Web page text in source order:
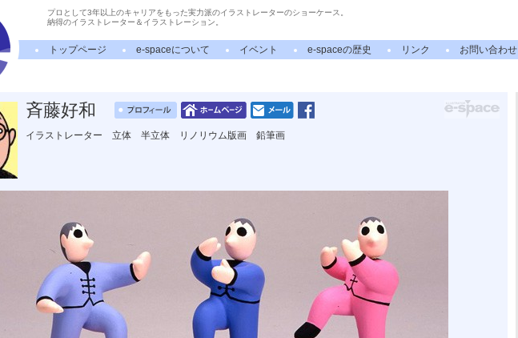
プロとして3年以上のキャリアをもった実力派のイラストレーターのショーケース。
納得のイラストレーター＆イラストレーション。
トップページ e-spaceについて イベント e-spaceの歴史 リンク お問い合わせ
斉藤好和
イラストレーター 立体 半立体 リノリウム版画 鉛筆画